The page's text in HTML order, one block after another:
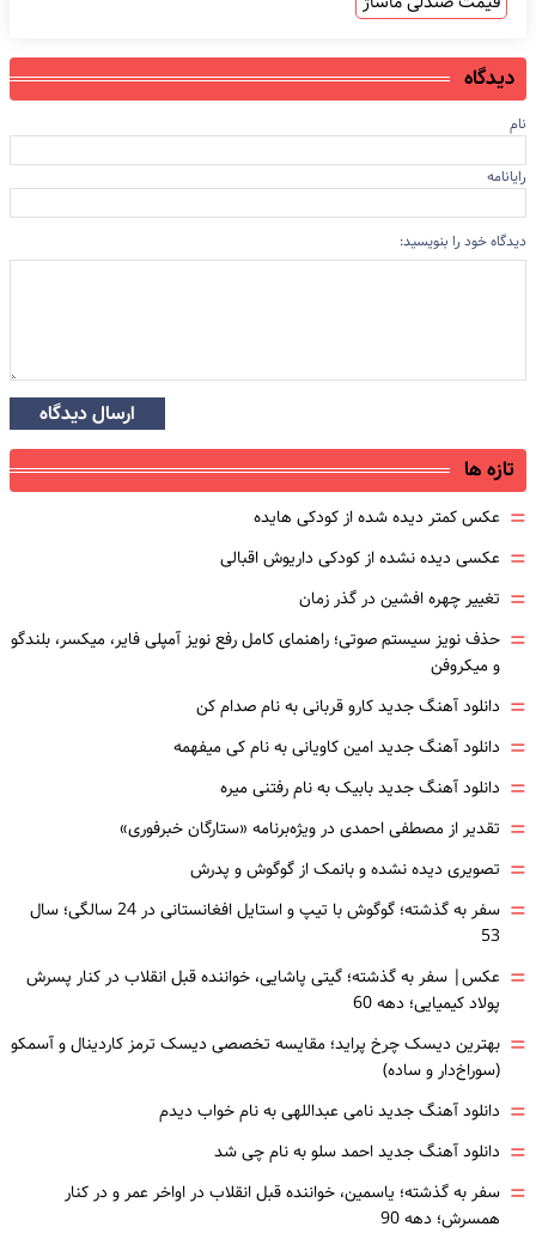
دیدگاه
نام
رایانامه
دیدگاه خود را بنویسید:
ارسال دیدگاه
تازه ها
= عکس کمتر دیده شده از کودکی هایده
= عکسی دیده نشده از کودکی داریوش اقبالی
= تغییر چهره افشین در گذر زمان
= حذف نویز سیستم صوتی؛ راهنمای کامل رفع نویز آمپلی فایر، میکسر، بلندگو
و میکروفن
= دانلود آهنگ جدید کارو قربانی به نام صدام کن
= دانلود آهنگ جدید امین کاویانی به نام کی میفهمه
= دانلود آهنگ جدید بابیک به نام رفتنی میره
= تقدیر از مصطفی احمدی در ویژه‌برنامه «ستارگان خبرفوری»
= تصویری دیده نشده و بانمک از گوگوش و پدرش
=
سفر به گذشته؛ گوگوش با تیپ و استایل افغانستانی در 24 سالگی؛ سال
53
= عکس| سفر به گذشته؛ گیتی پاشایی، خواننده قبل انقلاب در کنار پسرش
پولاد کیمیایی؛ دهه 60
= بهترین دیسک چرخ پراید؛ مقایسه تخصصی دیسک ترمز کاردینال و آسمکو
(سوراخ‌دار و ساده)
= دانلود آهنگ جدید نامی عبداللهی به نام خواب دیدم
= دانلود آهنگ جدید احمد سلو به نام چی شد
= سفر به گذشته؛ یاسمین، خواننده قبل انقلاب در اواخر عمر و در کنار
همسرش؛ دهه 90